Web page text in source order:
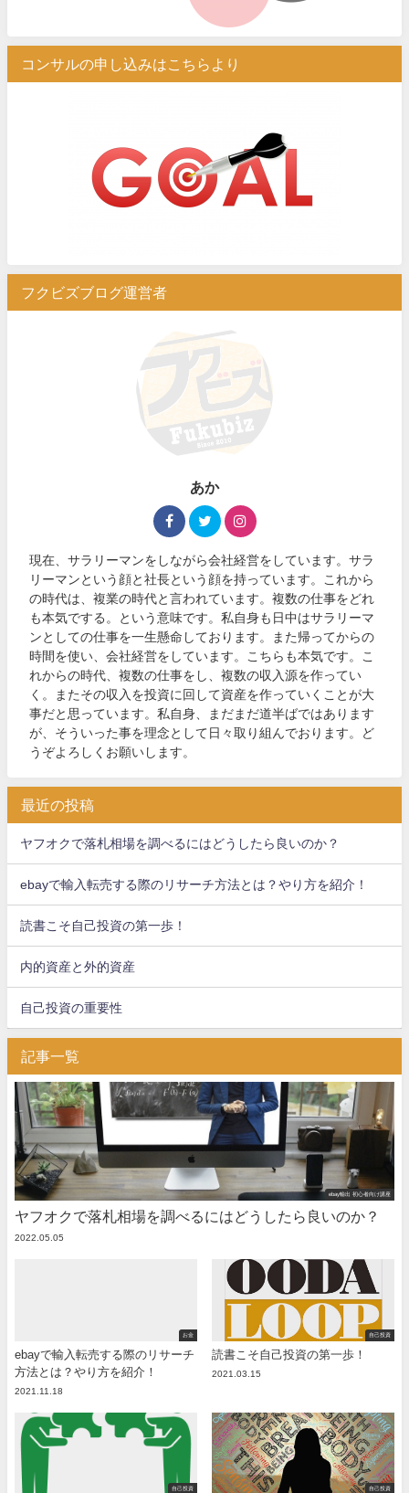
コンサルの申し込みはこちらより
フクビズブログ運営者
あか
現在、サラリーマンをしながら会社経営をしています。サラ
リーマンという顔と社長という顔を持っています。これから
の時代は、複業の時代と言われています。複数の仕事をどれ
も本気でする。という意味です。私自身も日中はサラリーマ
ンとしての仕事を一生懸命しております。また帰ってからの
時間を使い、会社経営をしています。こちらも本気です。こ
れからの時代、複数の仕事をし、複数の収入源を作ってい
く。またその収入を投資に回して資産を作っていくことが大
事だと思っています。私自身、まだまだ道半ばではあります
が、そういった事を理念として日々取り組んでおります。ど
うぞよろしくお願いします。
最近の投稿
ヤフオクで落札相場を調べるにはどうしたら良いのか？
ebayで輸入転売する際のリサーチ方法とは？やり方を紹介！
読書こそ自己投資の第一歩！
内的資産と外的資産
自己投資の重要性
記事一覧
ebay輸出 初心者向け講座
ヤフオクで落札相場を調べるにはどうしたら良いのか？
2022.05.05
お金
ebayで輸入転売する際のリサーチ
方法とは？やり方を紹介！
2021.11.18
自己投資
読書こそ自己投資の第一歩！
2021.03.15
自己投資 自己投資